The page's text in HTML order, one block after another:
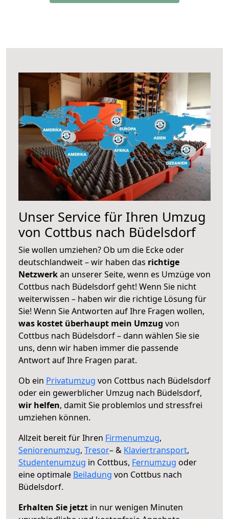
Unser Service für Ihren Umzug
von Cottbus nach Büdelsdorf
Sie wollen umziehen? Ob um die Ecke oder
deutschlandweit – wir haben das richtige
Netzwerkan unserer Seite, wenn es Umzüge von
Cottbus nach Büdelsdorf geht! Wenn Sie nicht
weiterwissen – haben wir die richtige Lösung für
Sie! Wenn Sie Antworten auf Ihre Fragen wollen,
was kostet überhaupt mein Umzug von
Cottbus nach Büdelsdorf – dann wählen Sie sie
uns, denn wir haben immer die passende
Antwort auf Ihre Fragen parat.
Ob ein Privatumzug von Cottbus nach Büdelsdorf
oder ein gewerblicher Umzug nach Büdelsdorf,
wir helfen, damit Sie problemlos und stressfrei
umziehen können.
Allzeit bereit für Ihren Firmenumzug,
Seniorenumzug, Tresor– & Klaviertransport,
Studentenumzug in Cottbus, Fernumzug oder
eine optimale Beiladung von Cottbus nach
Büdelsdorf.
Erhalten Sie jetzt in nur wenigen Minuten